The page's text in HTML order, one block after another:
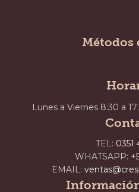
Lunes a Viernes 8:30 a
TEL: 0351
WHATSAPP:
EMAIL:
Métodos